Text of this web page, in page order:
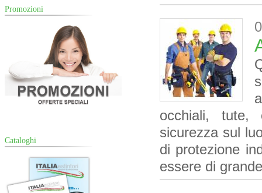
Promozioni
Cataloghi
occhiali, tute,
sicurezza sul
di protezione
essere di